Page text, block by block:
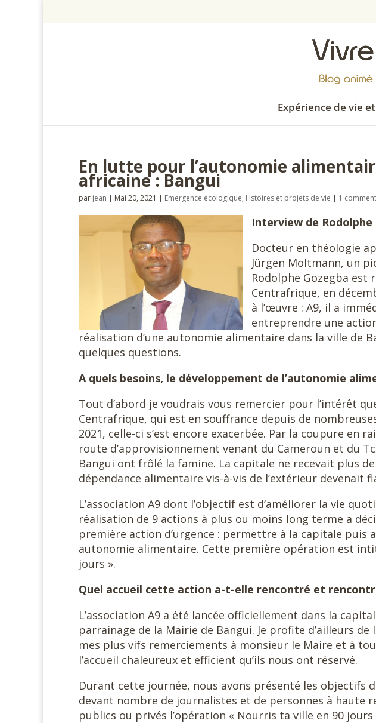
Expérience de vie
En lutte pour l’autonomie
africaine : Bangui
par jean | Mai 20, 2021 | Emergence écologique, Hstoires et projets de vie | 1
Interview de Rodolphe
Docteur en théologie
Jürgen Moltmann, un
Rodolphe Gozegba est
Centrafrique, en
à l’œuvre : A9, il a
entreprendre une
réalisation d’une autonomie alimentaire dans la ville de
quelques questions.
A quels besoins, le développement de l’autonomie
Tout d’abord je voudrais vous remercier pour l’intérêt
Centrafrique, qui est en souffrance depuis de
2021, celle-ci s’est encore exacerbée. Par la coupure en
route d’approvisionnement venant du Cameroun et du
Bangui ont frôlé la famine. La capitale ne recevait plus
dépendance alimentaire vis-à-vis de l’extérieur devenait
L’association A9 dont l’objectif est d’améliorer la vie
réalisation de 9 actions à plus ou moins long terme a
première action d’urgence : permettre à la capitale puis
autonomie alimentaire. Cette première opération est
jours ».
Quel accueil cette action a-t-elle rencontré et
L’association A9 a été lancée officiellement dans la
parrainage de la Mairie de Bangui. Je profite d’ailleurs
mes plus vifs remerciements à monsieur le Maire et à
l’accueil chaleureux et efficient qu’ils nous ont réservé.
Durant cette journée, nous avons présenté les objectifs
devant nombre de journalistes et de personnes à haute
publics ou privés l’opération « Nourris ta ville en 90 jours